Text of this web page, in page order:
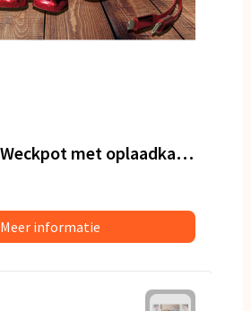
Zorgcadeau Weckpot met oplaadkabel en hartjes
Meer informatie